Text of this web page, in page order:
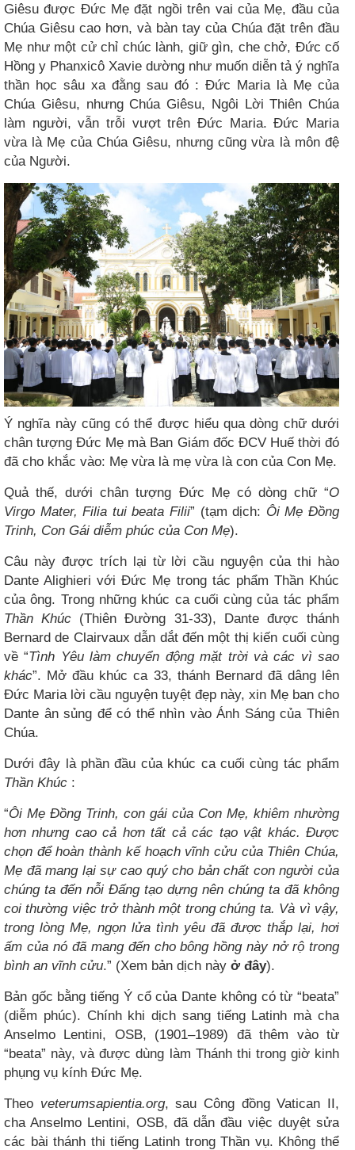
Giêsu được Đức Mẹ đặt ngồi trên vai của Mẹ, đầu của
Chúa Giêsu cao hơn, và bàn tay của Chúa đặt trên đầu
Mẹ như một cử chỉ chúc lành, giữ gìn, che chở, Đức cố
Hồng y Phanxicô Xavie dường như muốn diễn tả ý nghĩa
thần học sâu xa đằng sau đó : Đức Maria là Mẹ của
Chúa Giêsu, nhưng Chúa Giêsu, Ngôi Lời Thiên Chúa
làm người, vẫn trỗi vượt trên Đức Maria. Đức Maria
vừa là Mẹ của Chúa Giêsu, nhưng cũng vừa là môn đệ
của Người.
Ý nghĩa này cũng có thể được hiểu qua dòng chữ dưới
chân tượng Đức Mẹ mà Ban Giám đốc ĐCV Huế thời đó
đã cho khắc vào: Mẹ vừa là mẹ vừa là con của Con Mẹ.
Quả thế, dưới chân tượng Đức Mẹ có dòng chữ “O
Virgo Mater, Filia tui beata Filii” (tạm dịch: Ôi Mẹ Đồng
Trinh, Con Gái diễm phúc của Con Mẹ).
Câu này được trích lại từ lời cầu nguyện của thi hào
Dante Alighieri với Đức Mẹ trong tác phẩm Thần Khúc
của ông. Trong những khúc ca cuối cùng của tác phẩm
Thần Khúc (Thiên Đường 31-33), Dante được thánh
Bernard de Clairvaux dẫn dắt đến một thị kiến cuối cùng
về “Tình Yêu làm chuyển động mặt trời và các vì sao
khác”. Mở đầu khúc ca 33, thánh Bernard đã dâng lên
Đức Maria lời cầu nguyện tuyệt đẹp này, xin Mẹ ban cho
Dante ân sủng để có thể nhìn vào Ánh Sáng của Thiên
Chúa.
Dưới đây là phần đầu của khúc ca cuối cùng tác phẩm
Thần Khúc :
“Ôi Mẹ Đồng Trinh, con gái của Con Mẹ, khiêm nhường
hơn nhưng cao cả hơn tất cả các tạo vật khác. Được
chọn để hoàn thành kế hoạch vĩnh cửu của Thiên Chúa,
Mẹ đã mang lại sự cao quý cho bản chất con người của
chúng ta đến nỗi Đấng tạo dựng nên chúng ta đã không
coi thường việc trở thành một trong chúng ta. Và vì vậy,
trong lòng Mẹ, ngọn lửa tình yêu đã được thắp lại, hơi
ấm của nó đã mang đến cho bông hồng này nở rộ trong
bình an vĩnh cửu.” (Xem bản dịch này ở đây).
Bản gốc bằng tiếng Ý cổ của Dante không có từ “beata”
(diễm phúc). Chính khi dịch sang tiếng Latinh mà cha
Anselmo Lentini, OSB, (1901–1989) đã thêm vào từ
“beata” này, và được dùng làm Thánh thi trong giờ kinh
phụng vụ kính Đức Mẹ.
Theo veterumsapientia.org, sau Công đồng Vatican II,
cha Anselmo Lentini, OSB, đã dẫn đầu việc duyệt sửa
các bài thánh thi tiếng Latinh trong Thần vụ. Không thể